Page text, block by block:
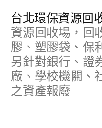
台北環保資源回
資源回收場，回
膠、塑膠袋、保
另針對銀行、證
廠、學校機關、
之資產報廢